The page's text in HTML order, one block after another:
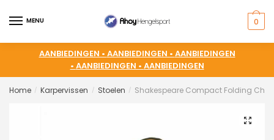
MENU 0
AANBIEDINGEN • AANBIEDINGEN • AANBIEDINGEN
• AANBIEDINGEN • AANBIEDINGEN
Home / Karpervissen / Stoelen / Shakespeare Compact Folding
🔍